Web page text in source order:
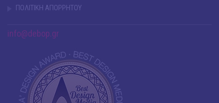
ΠΟΛΙΤΙΚΗ ΑΠΟΡΡΗΤΟΥ
info@debop.gr